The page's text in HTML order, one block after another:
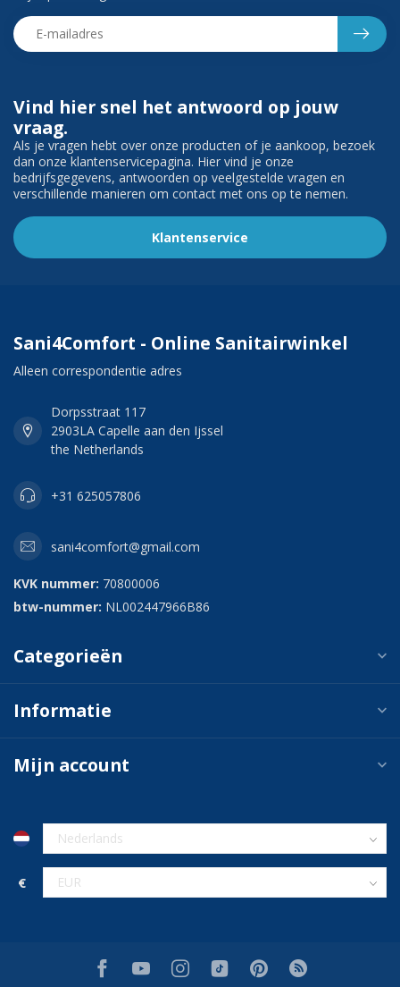
Vind hier snel het antwoord op jouw
vraag.
Als je vragen hebt over onze producten of je aankoop, bezoek
dan onze klantenservicepagina. Hier vind je onze
bedrijfsgegevens, antwoorden op veelgestelde vragen en
verschillende manieren om contact met ons op te nemen.
Klantenservice
Sani4Comfort - Online Sanitairwinkel
Alleen correspondentie adres
Dorpsstraat 117
2903LA Capelle aan den Ijssel
the Netherlands
+31 625057806
sani4comfort@gmail.com
KVK nummer: 70800006
btw-nummer: NL002447966B86
Categorieën
Informatie
Mijn account
€